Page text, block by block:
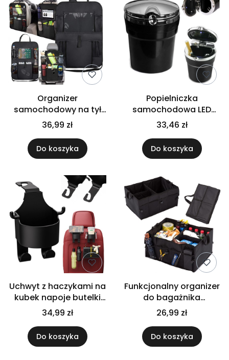
Organizer
samochodowy na tył
fotela z miejscem na
tablet i akcesoria
36,99 zł
Do koszyka
Popielniczka
samochodowa LED
kosz na smieci do auta
z pokrywą
33,46 zł
Do koszyka
Uchwyt z haczykami na
kubek napoje butelki
do samochodu auta
organizer
34,99 zł
Do koszyka
Funkcjonalny organizer
do bagażnika
samochodowego
pojemny mocne
uchwyty
26,99 zł
Do koszyka